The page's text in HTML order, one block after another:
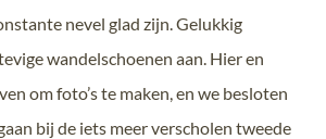
nevel glad zijn. Gelukkig
wandelschoenen aan. Hier en
om foto’s te maken, en we besloten
bij de iets meer verscholen tweede